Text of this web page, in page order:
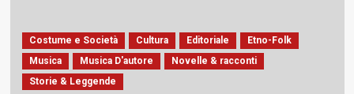
Costume e Società Cultura Editoriale
Etno-Folk
Musica
Musica D'autore
Novelle & racconti
Storie & Leggende